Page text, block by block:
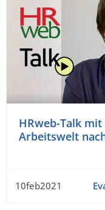
HRweb-Talk
Arbeitswelt
10feb2021